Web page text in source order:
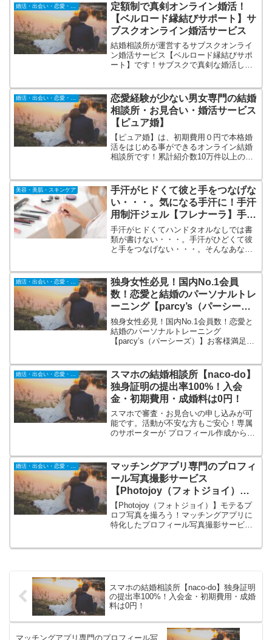
定額制で真剣オンライン婚活！
【ベルロード縁結びサポート】サ
ブスクオンライン婚活サービス
結婚相談所が運営するサブスクオンライ
ン婚活サービス【ベルロード縁結びサポ
ート】です！サブスクで真剣な婚活して
事が可能。結婚相談所なので会員全てに
プロフィール、身元確認、証明書提出が
されています。
恋愛経験が少ない男女専門の結婚
相談所・お見合い・婚活サービス
【ピュア婚】
【ピュア婚】は、初期費用０円で本格婚
活をはじめる事ができるオンライン結婚
相談所です！累計紹介数10万件以上の専
相談所の初期費用がピュア婚ではオール0
円で始める事が出来ます。
美容・美肌・スキンケア
手汗がヒドくて彼と手をつなげな
い・・・。気になる手汗に！手汗
用制汗ジェル【フレナーラ】手汗
がヒドくてお悩みの方に
手汗がヒドくてハンドタオルなしでは書
類が書けない・・・。手汗がひどくて彼
と手をつなげない・・・。そんなあなた
薬用ジェルが汗腺に浸透し、気になる手
汗を防いでくれます。
婚活・出会い・恋愛・結婚
独身女性必見！国内No.1会員
数！恋愛と結婚のパーソナルトレ
ーニング【parcy’s（パーシー
ズ）】
独身女性必見！国内No.1会員数！恋愛と
結婚のパーソナルトレーニング
【parcy’s（パーシーズ）】お客様満足度
が、その人らしい理想の結婚や夫婦生
活・家族の在り方をコーチングしながら
実現していきます。
スマホの結婚相談所【naco-do】
独身証明の提出率100%！入会
金・初期費用・成婚料は0円！
スマホで審査・お見合いの申し込みが可
能です。活動が不安な方もご安心！専属
のサポーターが プロフィール作成からお
談所サービス。入会金・成婚料0円！月額
4,000円～9,800利用可能。
婚活・出会い・恋愛・結婚
マッチングアプリ専門のプロフィ
ール写真撮影サービス
【Photojoy（フォトジョイ）】
モテるプロフ写真を撮ろう！
【Photojoy（フォトジョイ）】モテるプ
ロフ写真を撮ろう！マッチングアプリに
特化したプロフィール写真撮影サービス
スマホの結婚相談所【naco-do】独身証明
の提出率100%！入会金・初期費用・成婚
料は0円！
マッチングアプリ専門のプロフィール写